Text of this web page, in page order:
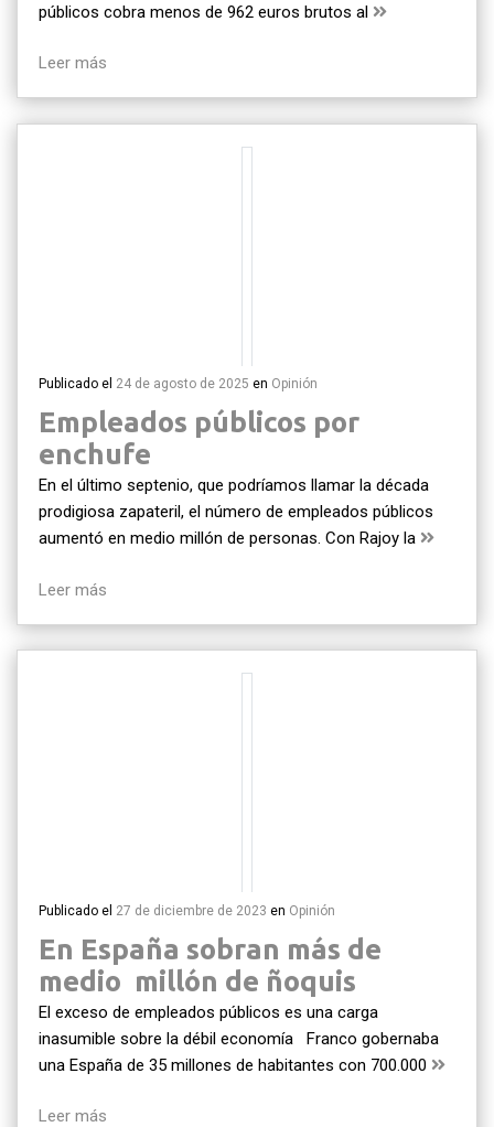
públicos cobra menos de 962 euros brutos al
Leer más
Publicado el 24 de agosto de 2025 en Opinión
Empleados públicos por
enchufe
En el último septenio, que podríamos llamar la década
prodigiosa zapateril, el número de empleados públicos
aumentó en medio millón de personas. Con Rajoy la
Leer más
Publicado el 27 de diciembre de 2023 en Opinión
En España sobran más de
medio millón de ñoquis
El exceso de empleados públicos es una carga
inasumible sobre la débil economía Franco gobernaba
una España de 35 millones de habitantes con 700.000
Leer más